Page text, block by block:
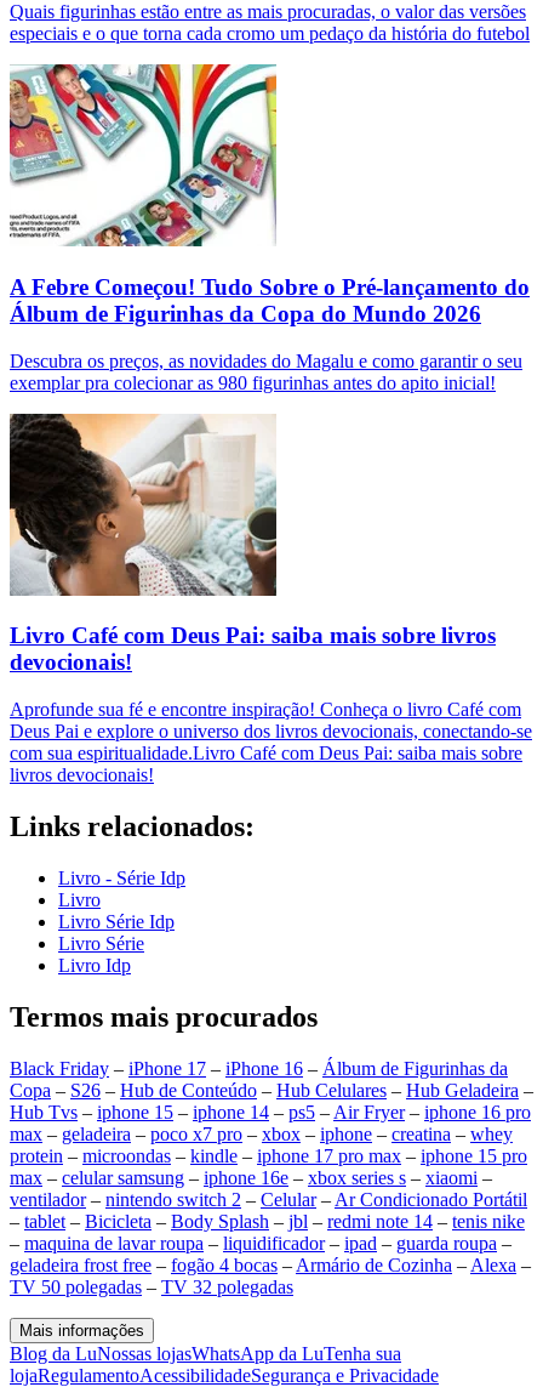
Quais figurinhas estão entre as mais procuradas, o valor das versões
especiais e o que torna cada cromo um pedaço da história do futebol
A Febre Começou! Tudo Sobre o Pré-lançamento do
Álbum de Figurinhas da Copa do Mundo 2026
Descubra os preços, as novidades do Magalu e como garantir o seu
exemplar pra colecionar as 980 figurinhas antes do apito inicial!
Livro Café com Deus Pai: saiba mais sobre livros
devocionais!
Aprofunde sua fé e encontre inspiração! Conheça o livro Café com
Deus Pai e explore o universo dos livros devocionais, conectando-se
com sua espiritualidade.Livro Café com Deus Pai: saiba mais sobre
livros devocionais!
Links relacionados:
Livro - Série Idp
Livro
Livro Série Idp
Livro Série
Livro Idp
Termos mais procurados
Black Friday – iPhone 17 – iPhone 16 – Álbum de Figurinhas da
Copa – S26 – Hub de Conteúdo – Hub Celulares – Hub Geladeira –
Hub Tvs – iphone 15 – iphone 14 – ps5 – Air Fryer– iphone 16 pro
max – geladeira – poco x7 pro – xbox – iphone – creatina – whey
protein – microondas – kindle – iphone 17 pro max – iphone 15 pro
max – celular samsung – iphone 16e – xbox series s – xiaomi –
ventilador– nintendo switch 2 – Celular– Ar Condicionado Portátil
– tablet – Bicicleta – Body Splash – jbl – redmi note 14 – tenis nike
– maquina de lavar roupa – liquidificador– ipad – guarda roupa –
geladeira frost free – fogão 4 bocas – Armário de Cozinha – Alexa –
TV 50 polegadas – TV 32 polegadas
Mais informações
Blog da LuNossas lojasWhatsApp da LuTenha sua
lojaRegulamentoAcessibilidadeSegurança e Privacidade